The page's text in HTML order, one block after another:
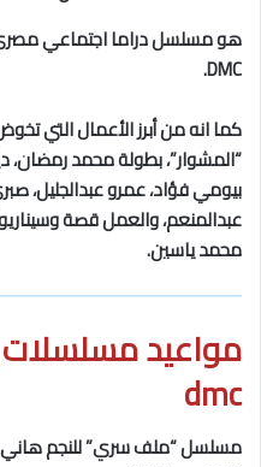
DMC.
كما انه من أبرز الأعمال التي
“المشوار”، بطولة محمد رمضان،
بيومي فؤاد، عمرو عبدالجليل،
عبدالمنعم، والعمل قصة
محمد ياسين.
مواعيد
dmc
مسلسل “ملف سري” للنجم